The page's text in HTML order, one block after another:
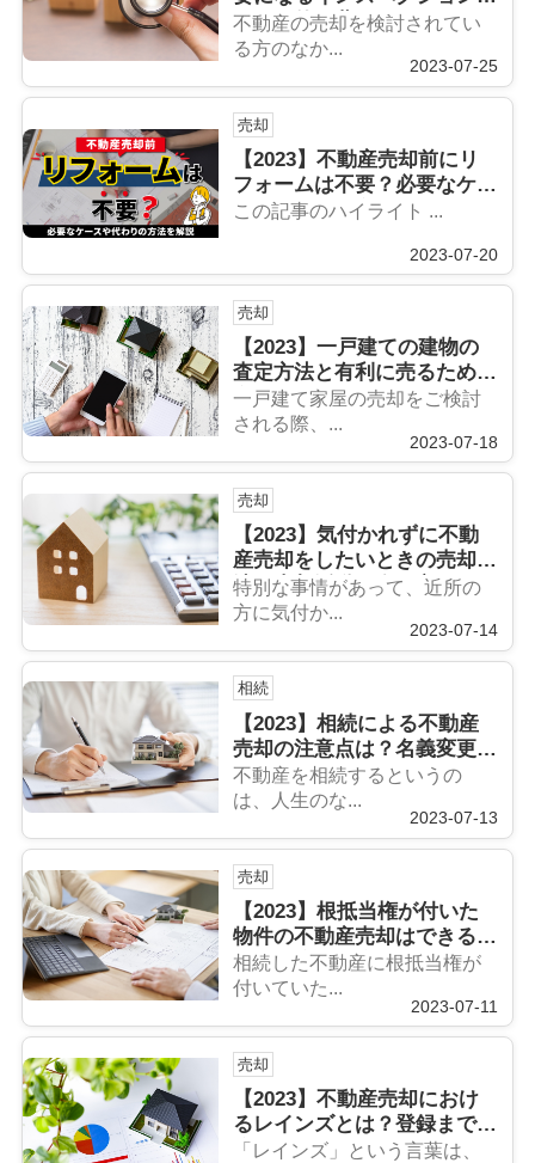
は？目的と費用について
不動産の売却を検討されてい
る方のなか...
2023-07-25
売却
【2023】不動産売却前にリ
フォームは不要？必要なケー
スや代わりの方法を解説
この記事のハイライト ...
2023-07-20
売却
【2023】一戸建ての建物の
査定方法と有利に売るための
方法
一戸建て家屋の売却をご検討
される際、...
2023-07-18
売却
【2023】気付かれずに不動
産売却をしたいときの売却方
法や売却活動の進め方
特別な事情があって、近所の
方に気付か...
2023-07-14
相続
【2023】相続による不動産
売却の注意点は？名義変更や
期限、媒介契約について解
説！
不動産を相続するというの
は、人生のな...
2023-07-13
売却
【2023】根抵当権が付いた
物件の不動産売却はできる？
売却の流れや注意点について
解説！
相続した不動産に根抵当権が
付いていた...
2023-07-11
売却
【2023】不動産売却におけ
るレインズとは？登録までの
流れと媒介契約について解説
「レインズ」という言葉は、